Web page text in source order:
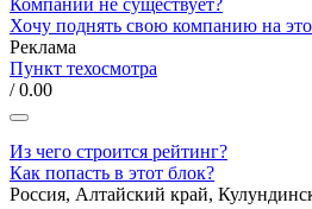
Хочу поднять свою компанию на
Реклама
Пункт техосмотра
/ 0.00
Из чего строится рейтинг?
Как попасть в этот блок?
Россия, Алтайский край,